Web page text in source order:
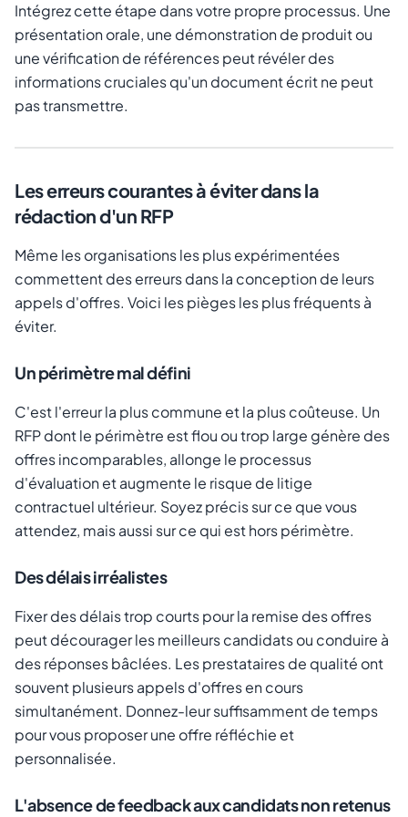
Intégrez cette étape dans votre propre processus. Une
présentation orale, une démonstration de produit ou
une vérification de références peut révéler des
informations cruciales qu'un document écrit ne peut
pas transmettre.
Les erreurs courantes à éviter dans la
rédaction d'un RFP
Même les organisations les plus expérimentées
commettent des erreurs dans la conception de leurs
appels d'offres. Voici les pièges les plus fréquents à
éviter.
Un périmètre mal défini
C'est l'erreur la plus commune et la plus coûteuse. Un
RFP dont le périmètre est flou ou trop large génère des
offres incomparables, allonge le processus
d'évaluation et augmente le risque de litige
contractuel ultérieur. Soyez précis sur ce que vous
attendez, mais aussi sur ce qui est hors périmètre.
Des délais irréalistes
Fixer des délais trop courts pour la remise des offres
peut décourager les meilleurs candidats ou conduire à
des réponses bâclées. Les prestataires de qualité ont
souvent plusieurs appels d'offres en cours
simultanément. Donnez-leur suffisamment de temps
pour vous proposer une offre réfléchie et
personnalisée.
L'absence de feedback aux candidats non retenus